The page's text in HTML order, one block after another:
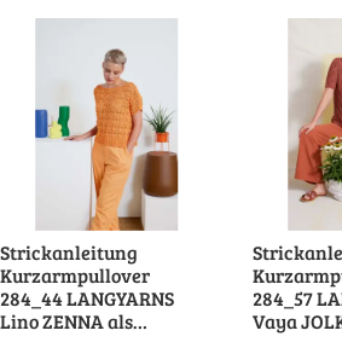
Strickanleitung
Kurzarmpullover
284_44 LANGYARNS
Lino ZENNA als
284_57
Vaya